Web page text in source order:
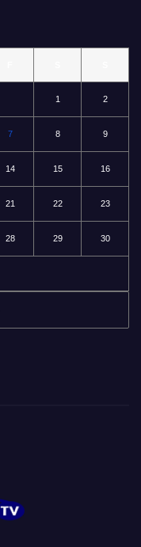
1 2
7 8 9
14 15 16
21 22 23
28 29 30